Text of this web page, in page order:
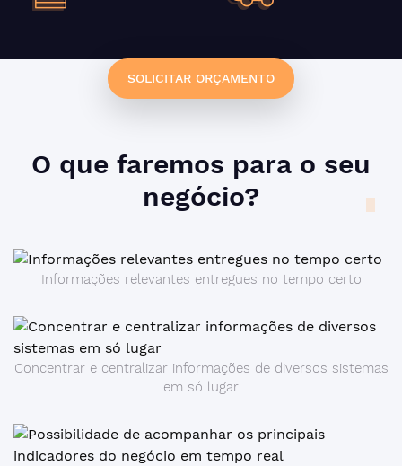
SOLICITAR ORÇAMENTO
O que faremos para o seu
negócio?
Informações relevantes entregues no tempo certo
Concentrar e centralizar informações de diversos sistemas
em só lugar